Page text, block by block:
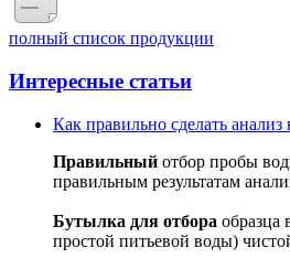
полный список продукции
Интересные статьи
Как правильно сделать анализ
Правильный отбор пробы
правильным результатам
Бутылка для отбора образца
простой питьевой воды)